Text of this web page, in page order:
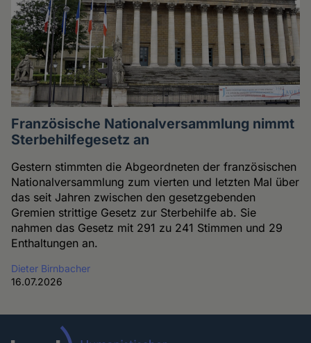
Französische Nationalversammlung nimmt
Sterbehilfegesetz an
Gestern stimmten die Abgeordneten der französischen
Nationalversammlung zum vierten und letzten Mal über
das seit Jahren zwischen den gesetzgebenden
Gremien strittige Gesetz zur Sterbehilfe ab. Sie
nahmen das Gesetz mit 291 zu 241 Stimmen und 29
Enthaltungen an.
Dieter Birnbacher
16.07.2026